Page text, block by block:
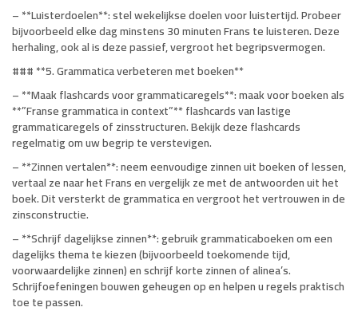
– **Luisterdoelen**: stel wekelijkse doelen voor luistertijd. Probeer
bijvoorbeeld elke dag minstens 30 minuten Frans te luisteren. Deze
herhaling, ook al is deze passief, vergroot het begripsvermogen.
### **5. Grammatica verbeteren met boeken**
– **Maak flashcards voor grammaticaregels**: maak voor boeken als
**”Franse grammatica in context”** flashcards van lastige
grammaticaregels of zinsstructuren. Bekijk deze flashcards
regelmatig om uw begrip te verstevigen.
– **Zinnen vertalen**: neem eenvoudige zinnen uit boeken of lessen,
vertaal ze naar het Frans en vergelijk ze met de antwoorden uit het
boek. Dit versterkt de grammatica en vergroot het vertrouwen in de
zinsconstructie.
– **Schrijf dagelijkse zinnen**: gebruik grammaticaboeken om een ​​
dagelijks thema te kiezen (bijvoorbeeld toekomende tijd,
voorwaardelijke zinnen) en schrijf korte zinnen of alinea’s.
Schrijfoefeningen bouwen geheugen op en helpen u regels praktisch
toe te passen.